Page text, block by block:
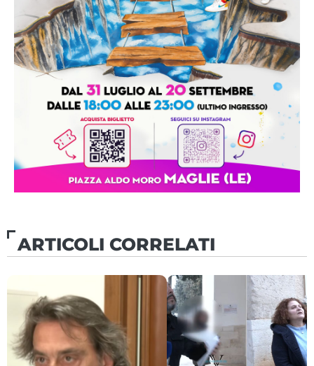
ARTICOLI CORRELATI